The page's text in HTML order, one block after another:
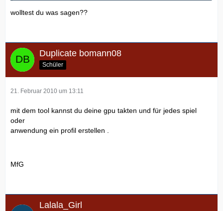
wolltest du was sagen??
Duplicate bomann08
Schüler
21. Februar 2010 um 13:11
mit dem tool kannst du deine gpu takten und für jedes spiel
oder
anwendung ein profil erstellen .
MfG
Lalala_Girl